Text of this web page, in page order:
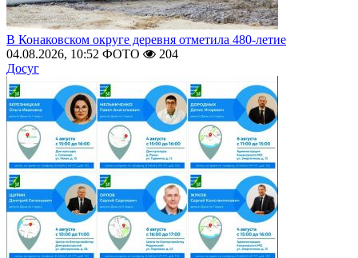
В Конаковском округе деревня отметила 480-летие
04.08.2026, 10:52 ФОТО
204
Досуг